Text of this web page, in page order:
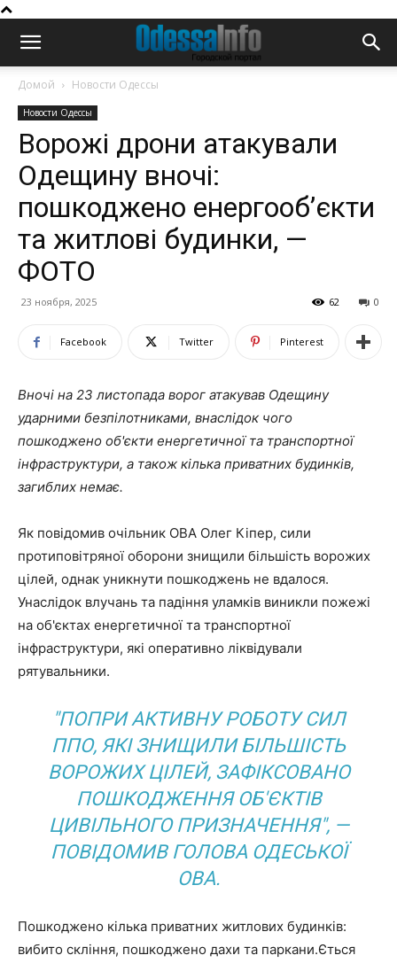
Домой Новости Одессы
Новости Одессы
Ворожі дрони атакували
Одещину вночі:
пошкоджено енергооб’єкти
та житлові будинки, —
ФОТО
23 ноября, 2025 0
62
Facebook Twitter Pinterest
Вночі на 23 листопада ворог атакував Одещину
ударними безпілотниками, внаслідок чого
пошкоджено об'єкти енергетичної та транспортної
інфраструктури, а також кілька приватних будинків,
загиблих немає.
Як повідомив очільник ОВА Олег Кіпер, сили
протиповітряної оборони знищили більшість ворожих
цілей, однак уникнути пошкоджень не вдалося.
Унаслідок влучань та падіння уламків виникли пожежі
на об'єктах енергетичної та транспортної
інфраструктури, які оперативно ліквідували
рятувальники.
"ПОПРИ АКТИВНУ РОБОТУ СИЛ
ППО, ЯКІ ЗНИЩИЛИ БІЛЬШІСТЬ
ВОРОЖИХ ЦІЛЕЙ, ЗАФІКСОВАНО
ПОШКОДЖЕННЯ ОБ'ЄКТІВ
ЦИВІЛЬНОГО ПРИЗНАЧЕННЯ", —
ПОВІДОМИВ ГОЛОВА ОДЕСЬКОЇ
ОВА.
Пошкоджено кілька приватних житлових будинків:
вибито скління, пошкоджено дахи та паркани.Ється